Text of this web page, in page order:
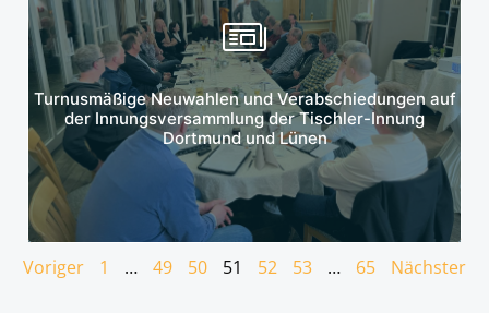
Turnusmäßige Neuwahlen und Verabschiedungen auf
der Innungsversammlung der Tischler-Innung
Dortmund und Lünen
Mehr erfahren
Voriger 1 … 49 50 51 52 53 … 65 Nächster